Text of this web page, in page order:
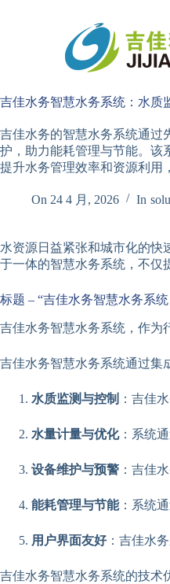
吉佳水务智慧水务系统：水质
吉佳水务的智慧水务系统通过
护，助力能耗管理与节能。该
提升水务管理效率和资源利用
On 24 4 月, 2026 In
水资源日益紧张和城市化的快
于一体的智慧水务系统，不仅
标题 – “吉佳水务智慧水务系
吉佳水务智慧水务系统，作为
吉佳水务智慧水务系统通过集
水质监测与控制 ：吉佳
水量计量与优化：系统
设备维护与预警 ：吉佳
能耗管理与节能：系统
用户界面友好：吉佳水
吉佳水务智慧水务系统的技术